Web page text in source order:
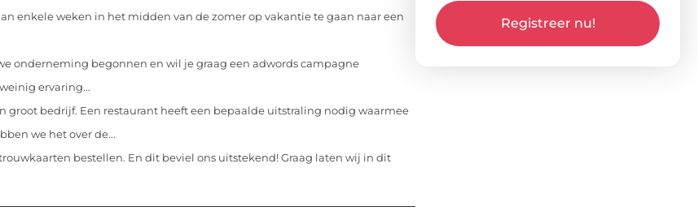
enkele weken in het midden van de zomer op vakantie te gaan naar een
onderneming begonnen en wil je graag een adwords campagne
ervaring...
groot bedrijf. Een restaurant heeft een bepaalde uitstraling nodig waarmee
we het over de...
bestellen. En dit beviel ons uitstekend! Graag laten wij in dit
Registreer nu!